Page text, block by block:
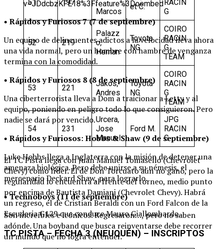
v=JDdcbzKFE18%3Ffeature%3Doembed
• Rápidos y Furiosos 7 (7 de septiembre)
Un equipo de delincuentes adictos a la velocidad lleva ahora
una vida normal, pero un hombre con hambre de venganza
termina con la comodidad.
• Rápidos y Furiosos 8 (8 de septiembre)
Una ciberterrorista lleva a Dom a traicionar a Letty y al
equipo, poniendo en peligro todo lo que consiguieron. Pero
nadie se dará por vencido.
• Rápidos y Furiosos: Hobbs & Shaw (9 de septiembre)
Luke Hobbs llega a Inglaterra con la misión de detener una
amenaza biológica. Pero debe unirse a su némesis, el
mercenario Deckard Shaw, para lograrlo.
• Technoboys (11 de septiembre)
Son increíbles e icónicos. Regresaron…, pero no saben
adónde. Una boyband que busca reinventarse debe recorrer
un mundo que no logra entender.
51 197
,
Marcos
et C.
RACIN
G
52 219
Palazz
o,
Hernan
Toyota
NG
COIRO
RACIN
G
TEAM
53 221
Jakos,
Andres
Toyota
NG
COIRO
RACIN
G
TEAM
54 231
Urcera,
Jose
Manuel
Ford M.
JPG
RACIN
G
El TC Pista llega con Juan Manuel Tomasello (Chevrolet
Chevy) como líder. El de Don Torcuato aún no ganó, pero la
regularidad lo encuentra al frente del torneo, medio punto
por encima de Bautista Damiani (Chevrolet Chevy). Habrá
un regreso, el de Cristian Beraldi con un Ford Falcon de la
Escuderia G129 que conduce Mauro Giallombardo.
TC PISTA – FECHA 3 (NEUQUÉN) – INSCRIPTOS